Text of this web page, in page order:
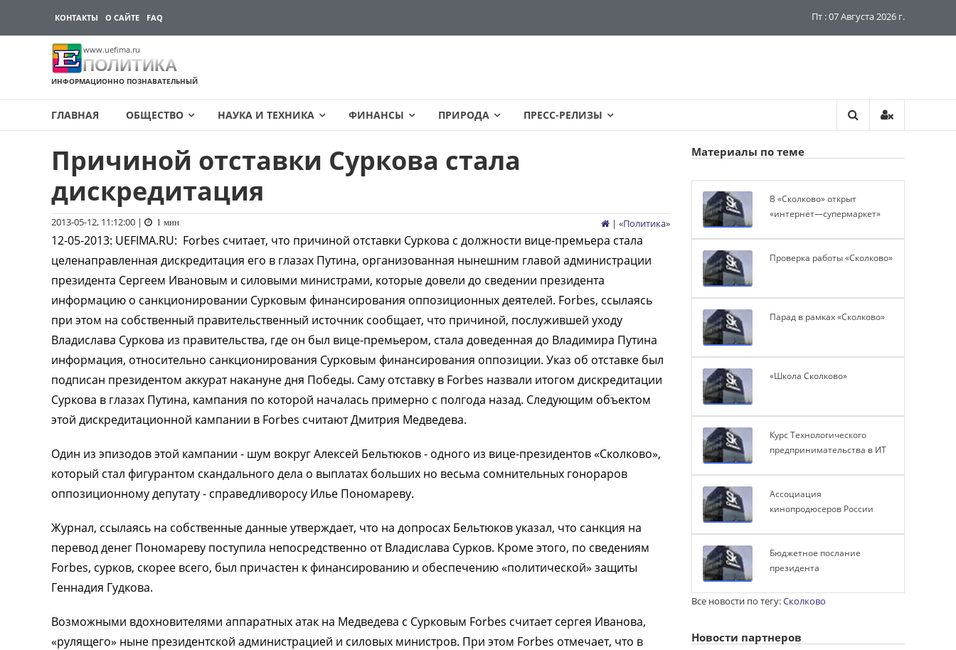
КОНТАКТЫ О САЙТЕ FAQ Пт : 07 Августа 2026 г.
www.uefima.ru
ПОЛИТИКА
ИНФОРМАЦИОННО ПОЗНАВАТЕЛЬНЫЙ
ГЛАВНАЯ ОБЩЕСТВО НАУКА И ТЕХНИКА ФИНАНСЫ ПРИРОДА ПРЕСС-РЕЛИЗЫ
содержимому
Причиной отставки Суркова стала
дискредитация
2013-05-12, 11:12:00 | 1 мин | «Политика»
12-05-2013: UEFIMA.RU: Forbes считает, что причиной отставки Суркова с должности вице-премьера стала
целенаправленная дискредитация его в глазах Путина, организованная нынешним главой администрации
президента Сергеем Ивановым и силовыми министрами, которые довели до сведении президента
информацию о санкционировании Сурковым финансирования оппозиционных деятелей. Forbes, ссылаясь
при этом на собственный правительственный источник сообщает, что причиной, послужившей уходу
Владислава Суркова из правительства, где он был вице-премьером, стала доведенная до Владимира Путина
информация, относительно санкционирования Сурковым финансирования оппозиции. Указ об отставке был
подписан президентом аккурат накануне дня Победы. Саму отставку в Forbes назвали итогом дискредитации
Суркова в глазах Путина, кампания по которой началась примерно с полгода назад. Следующим объектом
этой дискредитационной кампании в Forbes считают Дмитрия Медведева.
Один из эпизодов этой кампании - шум вокруг Алексей Бельтюков - одного из вице-президентов «Сколково»,
который стал фигурантом скандального дела о выплатах больших но весьма сомнительных гонораров
оппозиционному депутату - справедливоросу Илье Пономареву.
Журнал, ссылаясь на собственные данные утверждает, что на допросах Бельтюков указал, что санкция на
перевод денег Пономареву поступила непосредственно от Владислава Сурков. Кроме этого, по сведениям
Forbes, сурков, скорее всего, был причастен к финансированию и обеспечению «политической» защиты
Геннадия Гудкова.
Возможными вдохновителями аппаратных атак на Медведева с Сурковым Forbes считает сергея Иванова,
«рулящего» ныне президентской администрацией и силовых министров. При этом Forbes отмечает, что в
Материалы по теме
В «Сколково» открыт
«интернет—супермаркет»
Проверка работы «Сколково»
Парад в рамках «Сколково»
«Школа Сколково»
Курс Технологического
предпринимательства в ИТ
Ассоциация
кинопродюсеров России
Бюджетное послание
президента
Все новости по тегу:Сколково
Новости партнеров